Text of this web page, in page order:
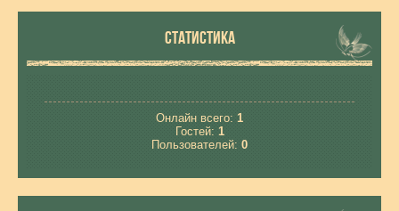
СТАТИСТИКА
Онлайн всего: 1
Гостей: 1
Пользователей: 0